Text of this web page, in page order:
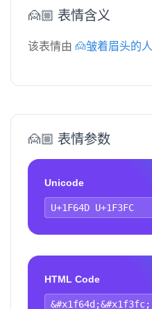
🙍🏼 表情含义
该表情由 🙍皱着眉头的人
🙍🏼 表情参数
Unicode
HTML Code